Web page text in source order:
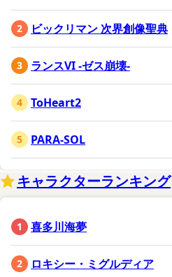
ビックリマン 次界創像聖典
ランスVI -ゼス崩壊-
ToHeart2
PARA-SOL
キャラクターランキング
喜多川海夢
ロキシー・ミグルディア